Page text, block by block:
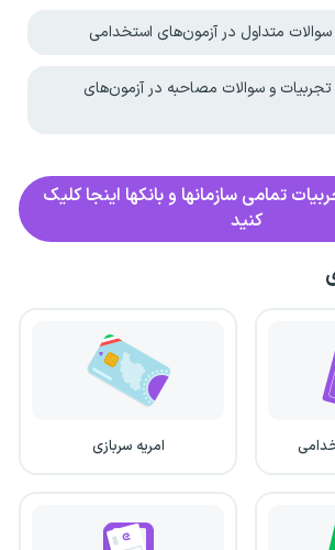
متداول در آزمون‌های استخدامی
و سوالات مصاحبه در آزمون‌های
تمامی سازمانها و بانکها اینجا کلیک
کنید
امریه سربازی